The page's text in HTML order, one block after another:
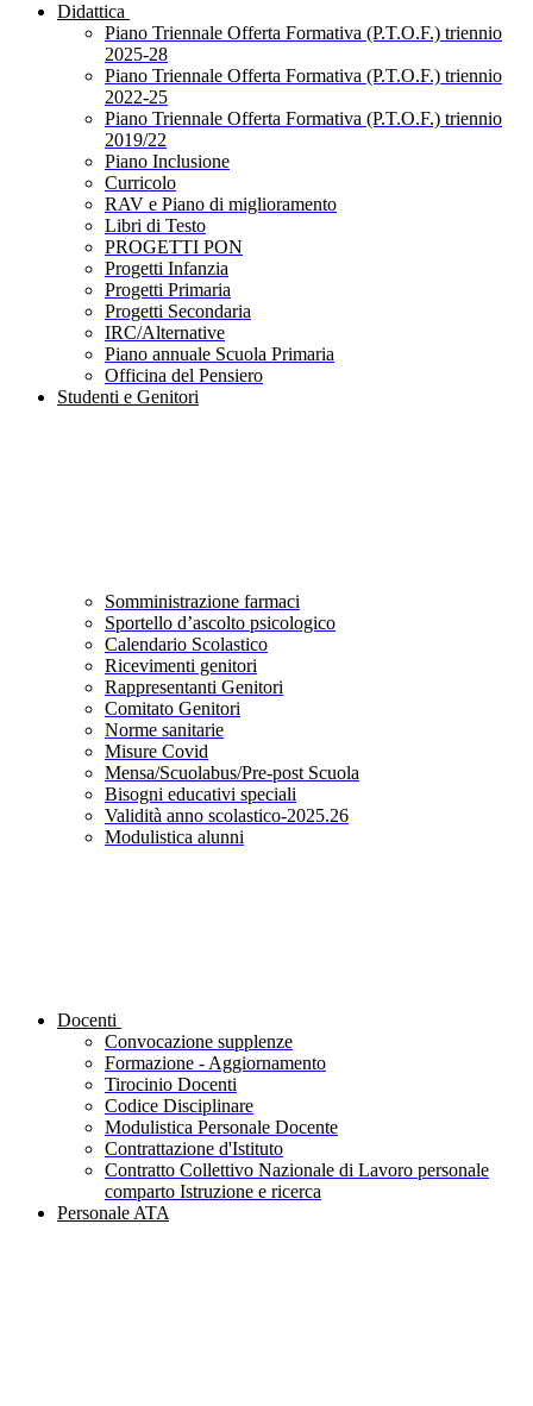
Didattica
Piano Triennale Offerta Formativa (P.T.O.F.) triennio
2025-28
Piano Triennale Offerta Formativa (P.T.O.F.) triennio
2022-25
Piano Triennale Offerta Formativa (P.T.O.F.) triennio
2019/22
Piano Inclusione
Curricolo
RAV e Piano di miglioramento
Libri di Testo
PROGETTI PON
Progetti Infanzia
Progetti Primaria
Progetti Secondaria
IRC/Alternative
Piano annuale Scuola Primaria
Officina del Pensiero
Studenti e Genitori
Somministrazione farmaci
Sportello d’ascolto psicologico
Calendario Scolastico
Ricevimenti genitori
Rappresentanti Genitori
Comitato Genitori
Norme sanitarie
Misure Covid
Mensa/Scuolabus/Pre-post Scuola
Bisogni educativi speciali
Validità anno scolastico-2025.26
Modulistica alunni
Docenti
Convocazione supplenze
Formazione - Aggiornamento
Tirocinio Docenti
Codice Disciplinare
Modulistica Personale Docente
Contrattazione d'Istituto
Contratto Collettivo Nazionale di Lavoro personale
comparto Istruzione e ricerca
Personale ATA